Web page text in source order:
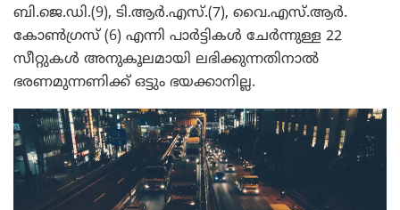
ബി.ജെ.ഡി.(9), ടി.ആര്‍.എസ്.(7), വൈ.എസ്.ആര്‍.
കോണ്‍ഗ്രസ് (6) എന്നി പാര്‍ട്ടികള്‍ ചേര്‍ന്നുള്ള 22
സീറ്റുകള്‍ അനുകൂലമായി ലഭിക്കുന്നതിനാല്‍
ഭരണമുന്നണിക്ക് ഒട്ടും ഭയക്കാനില്ല.